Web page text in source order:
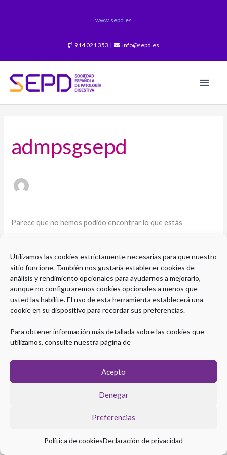
Utilizamos las cookies estrictamente necesarias para que nuestro
sitio funcione. También nos gustaría establecer cookies de
análisis y rendimiento opcionales para ayudarnos a mejorarlo,
aunque no configuraremos cookies opcionales a menos que
usted las habilite. El uso de esta herramienta establecerá una
cookie en su dispositivo para recordar sus preferencias.
Para obtener información más detallada sobre las cookies que
utilizamos, consulte nuestra página de
Acepto
Denegar
Preferencias
Política de cookiesDeclaración de privacidad
www.sepd.es
914 021 353 | info@sepd.es
admpsgsepd
Parece que no hemos podido encontrar lo que estás
Copyright © 2026 Plataforma eLearning Digestivo
Política de Privacidad Política de Cookies